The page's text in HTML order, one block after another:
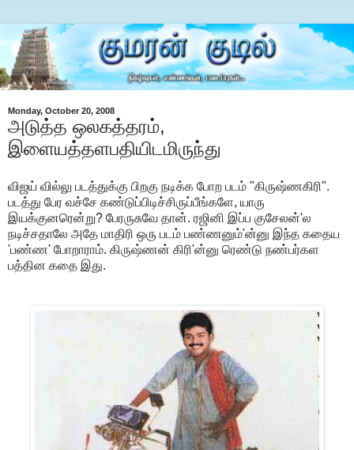
Monday, October 20, 2008
அடுத்த ஒலகத்தரம்,
இளையத்தளபதியிடமிருந்து
விஜய் வில்லு படத்துக்கு பிறகு நடிக்க போற படம் "கிருஷ்ணகிரி".
படத்து பேர வச்சே கண்டுப்பிடிச்சிருப்பீங்களே, யாரு
இயக்குனரென்று? பேரருசுவே தான். ரஜினி இப்ப குசேலன்'ல
நடிச்சதாலே அதே மாதிரி ஒரு படம் பண்ணனும்'ன்னு இந்த கதைய
'பண்ண' போறாராம். கிருஷ்ணன் கிரி'ன்னு ரெண்டு நண்பர்கள
பத்தின கதை இது.